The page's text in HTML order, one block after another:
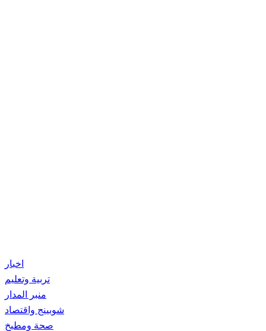
اخبار
تربية وتعليم
منبر المدار
شوبينج واقتصاد
صحة ومطبخ